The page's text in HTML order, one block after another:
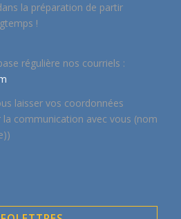
la préparation de partir
!
régulière nos courriels :
laisser vos coordonnées
communication avec vous (nom